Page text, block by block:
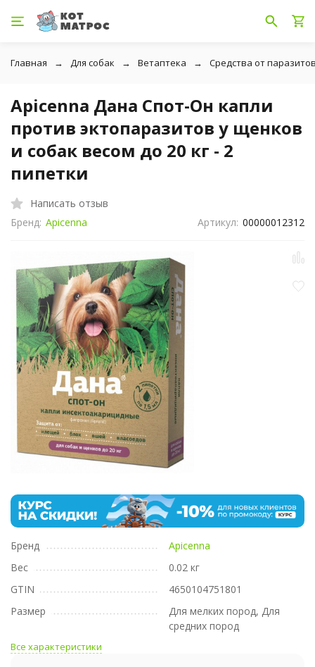
Главная Для собак Ветаптека Средства от
Apicenna Дана Спот-Он капли
против эктопаразитов у щенков
и собак весом до 20 кг - 2
пипетки
Написать отзыв
Бренд: Apicenna Артикул: 00000012312
Бренд
Apicenna
Вес
0.02 кг
GTIN
4650104751801
Размер
Для мелких пород, Для
средних пород
Все характеристики